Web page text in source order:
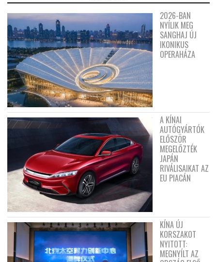
2026-BAN
NYÍLIK MEG
SANGHAJ ÚJ
IKONIKUS
OPERAHÁZA
A KÍNAI
AUTÓGYÁRTÓK
ELŐSZÖR
MEGELŐZTÉK
JAPÁN
RIVÁLISAIKAT AZ
EU PIACÁN
KÍNA ÚJ
KORSZAKOT
NYITOTT:
MEGNYÍLT AZ